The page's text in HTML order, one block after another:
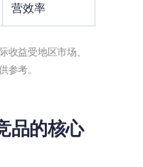
营效率
收益受地区市场、
参考。
品的核心